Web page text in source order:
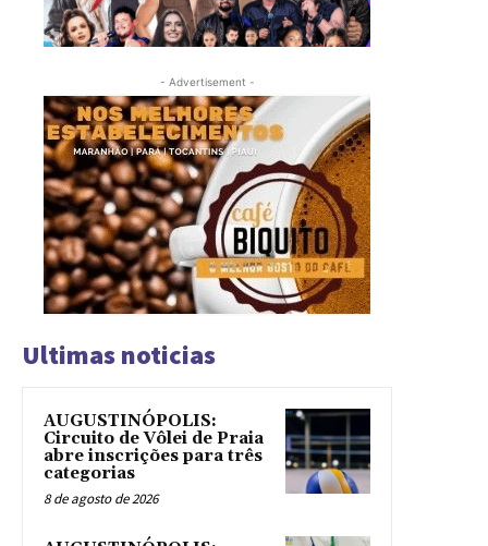
- Advertisement -
Ultimas noticias
AUGUSTINÓPOLIS:
Circuito de Vôlei de Praia
abre inscrições para três
categorias
8 de agosto de 2026